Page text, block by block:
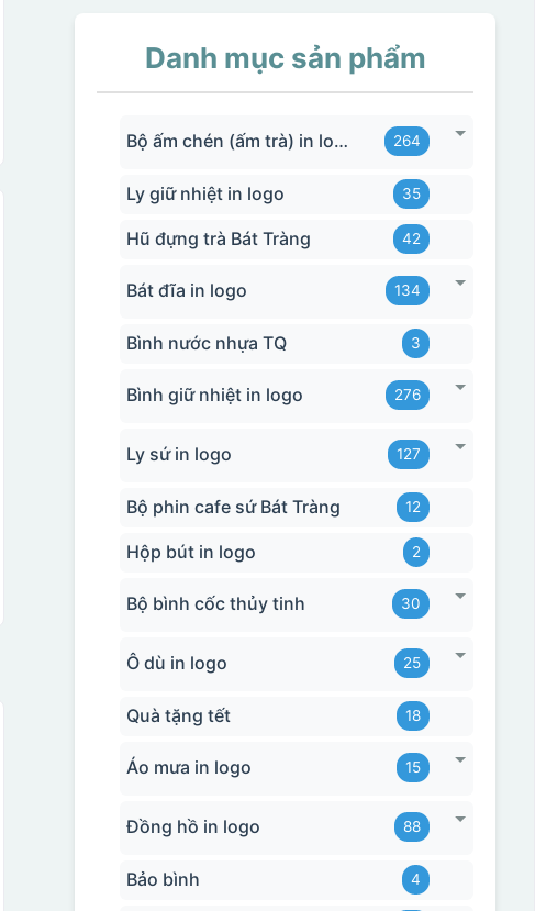
Danh mục sản phẩm
Bộ ấm chén (ấm trà) in logo 264
Ly giữ nhiệt in logo 35
Hũ đựng trà Bát Tràng 42
Bát đĩa in logo 134
Bình nước nhựa TQ 3
Bình giữ nhiệt in logo 276
Ly sứ in logo 127
Bộ phin cafe sứ Bát Tràng 12
Hộp bút in logo 2
Bộ bình cốc thủy tinh 30
Ô dù in logo 25
Quà tặng tết 18
Áo mưa in logo 15
Đồng hồ in logo 88
Bảo bình 4